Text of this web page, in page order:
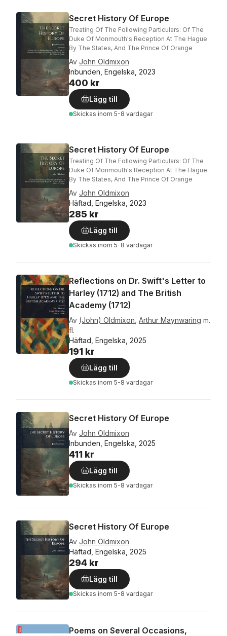
Secret History Of Europe
Treating Of The Following Particulars: Of The
Duke Of Monmouth's Reception At The Hague
By The States, And The Prince Of Orange
Av John Oldmixon
Inbunden, Engelska, 2023
400 kr
Lägg till
Skickas inom 5-8 vardagar
Secret History Of Europe
Treating Of The Following Particulars: Of The
Duke Of Monmouth's Reception At The Hague
By The States, And The Prince Of Orange
Av John Oldmixon
Häftad, Engelska, 2023
285 kr
Lägg till
Skickas inom 5-8 vardagar
Reflections on Dr. Swift's Letter to
Harley (1712) and The British
Academy (1712)
Av (John) Oldmixon Arthur Maynwaring m.
fl.
Häftad, Engelska, 2025
191 kr
Lägg till
Skickas inom 5-8 vardagar
Secret History Of Europe
Av John Oldmixon
Inbunden, Engelska, 2025
411 kr
Lägg till
Skickas inom 5-8 vardagar
Secret History Of Europe
Av John Oldmixon
Häftad, Engelska, 2025
294 kr
Lägg till
Skickas inom 5-8 vardagar
Poems on Several Occasions,